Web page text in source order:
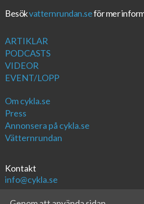
Besökvatternrundan.seför mer
ARTIKLAR
PODCASTS
VIDEOR
EVENT/LOPP
Om cykla.se
Press
Annonsera på cykla.se
Vätternrundan
Kontakt
info@cykla.se